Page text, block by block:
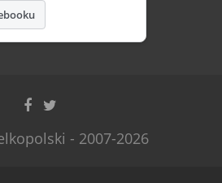
- 2007-2026